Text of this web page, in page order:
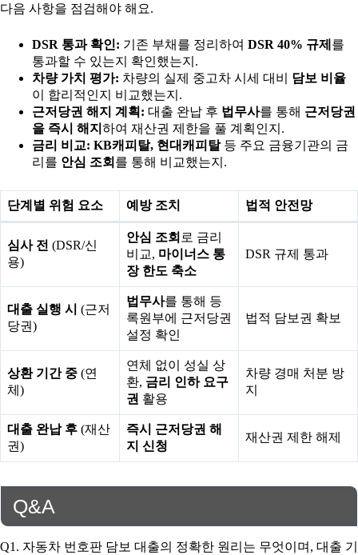
다음 사항을 점검해야 해요.
DSR 통과 확인: 기존 부채를 정리하여 DSR 40% 규제 를
통과할 수 있는지 확인했는지.
차량 가치 평가: 차량의 실제 중고차 시세 대비 담보 비율
이 합리적인지 비교했는지.
근저당권 해지 계획: 대출 완납 후 법무사를 통해 근저당권
을 즉시 해지 하여 재산권 제한을 풀 계획인지.
금리 비교: KB캐피탈, 현대캐피탈등 주요 금융기관의 금
리를 안심 조회 를 통해 비교했는지.
단계별 위험 요소 예방 조치 법적 안전망
심사 전 (DSR/신
용)
안심 조회 로 금리
비교, 마이너스 통
장 한도 축소
DSR 규제 통과
대출 실행 시 (근저
당권)
법무사를 통해 등
록원부에 근저당권
설정 확인
법적 담보권 확보
상환 기간 중 (연
체)
연체 없이 성실 상
환, 금리 인하 요구
권 활용
차량 경매 처분 방
지
대출 완납 후 (재산
권)
즉시 근저당권 해
지 신청
재산권 제한 해제
Q&A
Q1. 자동차 번호판 담보 대출의 정확한 원리는 무엇이며, 대출 기